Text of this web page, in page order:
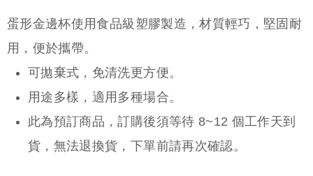
蛋形金邊杯使用食品級塑膠製造，材質輕巧，堅固耐
用，便於攜帶。
可拋棄式，免清洗更方便。
用途多樣，適用多種場合。
此為預訂商品，訂購後須等待 8~12 個工作天到
貨，無法退換貨，下單前請再次確認。